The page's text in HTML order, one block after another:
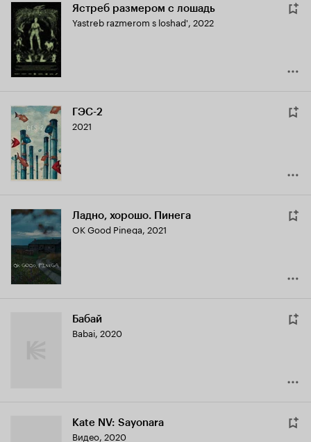
Ястреб размером с лошадь
Yastreb razmerom s loshad', 2022
ГЭС-2
2021
Ладно, хорошо. Пинега
OK Good Pinega, 2021
Бабай
Babai, 2020
Kate NV: Sayonara
Видео, 2020